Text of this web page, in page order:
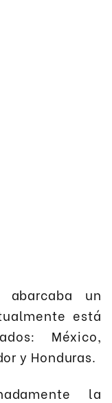
un
está
México,
y Honduras.
la